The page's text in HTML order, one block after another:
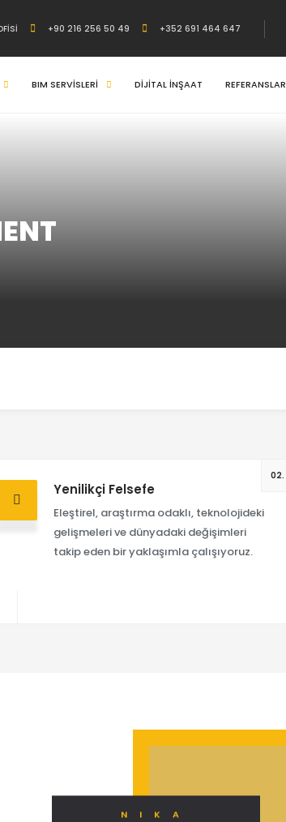
+90 216 256 50 49 +352 691 464 647
BIM SERVİSLERİ DİJİTAL İNŞAAT REFERANSLAR
02.
Yenilikçi Felsefe
Eleştirel, araştırma odaklı, teknolojideki
gelişmeleri ve dünyadaki değişimleri
takip eden bir yaklaşımla çalışıyoruz.
NIKA